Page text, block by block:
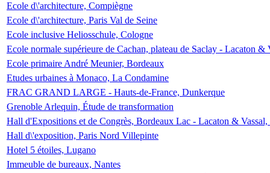
Ecole d\'architecture, Compiègne
Ecole d\'architecture, Paris Val de Seine
Ecole inclusive Heliosschule, Cologne
Ecole normale supérieure de Cachan, plateau de Saclay - Lacaton &
Ecole primaire André Meunier, Bordeaux
Etudes urbaines à Monaco, La Condamine
FRAC GRAND LARGE - Hauts-de-France, Dunkerque
Grenoble Arlequin, Étude de transformation
Hall d'Expositions et de Congrès, Bordeaux Lac - Lacaton &
Hall d\'exposition, Paris Nord Villepinte
Hotel 5 étoiles, Lugano
Immeuble de bureaux, Nantes